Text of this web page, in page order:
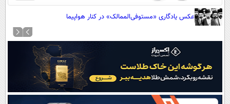
و
کردن
صفحه اول
آرشیو
نظرسنجی
آب و هوا
اوقات شرعی
عکس یادگاری «مستوفی‌الممالک» در کنار هواپیما